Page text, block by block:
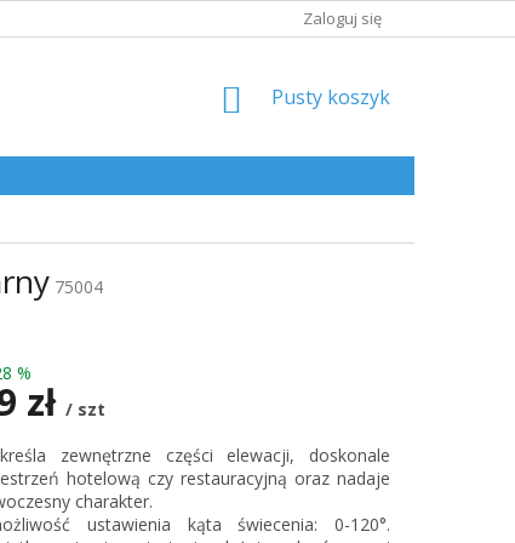
Zaloguj się
KOSZYK
Pusty koszyk
75004
%
zł / szt
zewnętrzne części elewacji, doskonale
hotelową czy restauracyjną oraz nadaje
charakter.
ustawienia kąta świecenia: 0-120°.